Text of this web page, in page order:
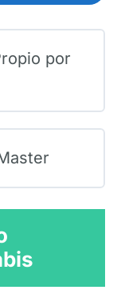
por